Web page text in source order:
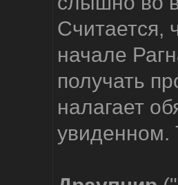
Считается,
начале
получать
налагает
увиденном.